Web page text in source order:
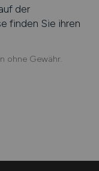
der
finden Sie ihren
ohne Gewähr.